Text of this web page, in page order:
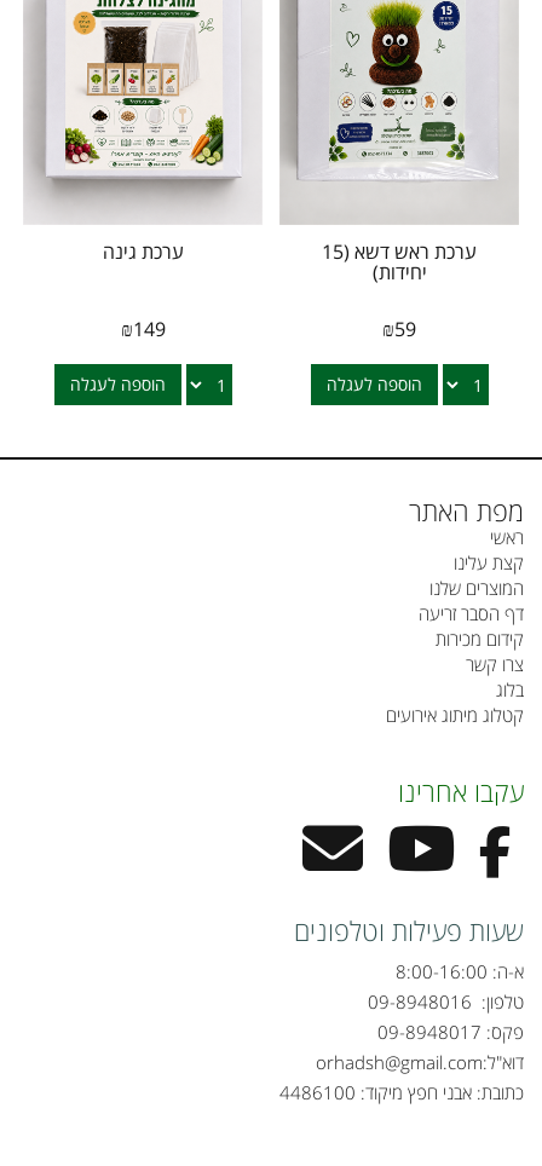
ערכת ראש דשא (15
יחידות)
₪59
הוספה לעגלה
ערכת גינה
₪149
הוספה לעגלה
מפת האתר
ראשי
קצת עלינו
המוצרים שלנו
דף הסבר זריעה
קידום מכירות
צרו קשר
בלוג
קטלוג מיתוג אירועים
עקבו אחרינו
שעות פעילות וטלפונים
א-ה: 8:00-16:00
טלפון:
פקס: 09-8948017
דוא"ל:orhadsh@gmail.com
כתובת: אבני חפץ מיקוד: 4486100